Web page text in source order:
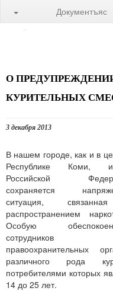
Документъяс
О
КУРИТЕЛЬНЫХ
3 декабря 2013
В нашем городе, как и в
Республике
Российской
сохраняется
ситуация,
распространением
Особую
сотрудников
правоохранительных
различного рода
потребителями которых
14 до 25 лет.